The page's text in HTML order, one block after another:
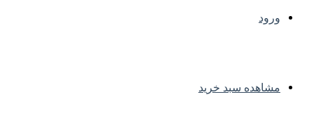
ورود
مشاهده سبد خرید